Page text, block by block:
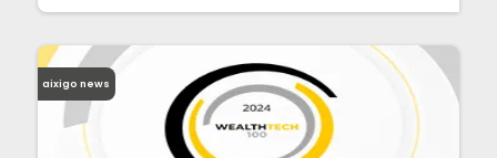
aixigo news